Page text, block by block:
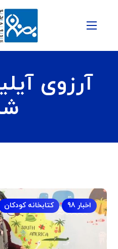
آرزوی
اخبار 98 کتابخانه کودکان